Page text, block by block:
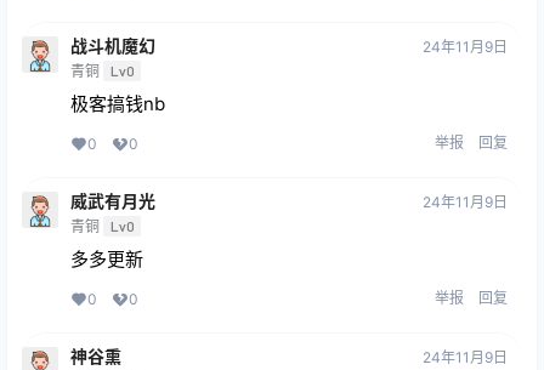
战斗机魔幻
青铜 Lv0
24年11月9日
极客搞钱nb
0 0 举报 回复
威武有月光
青铜 Lv0
24年11月9日
多多更新
0 0 举报 回复
神谷熏 24年11月9日